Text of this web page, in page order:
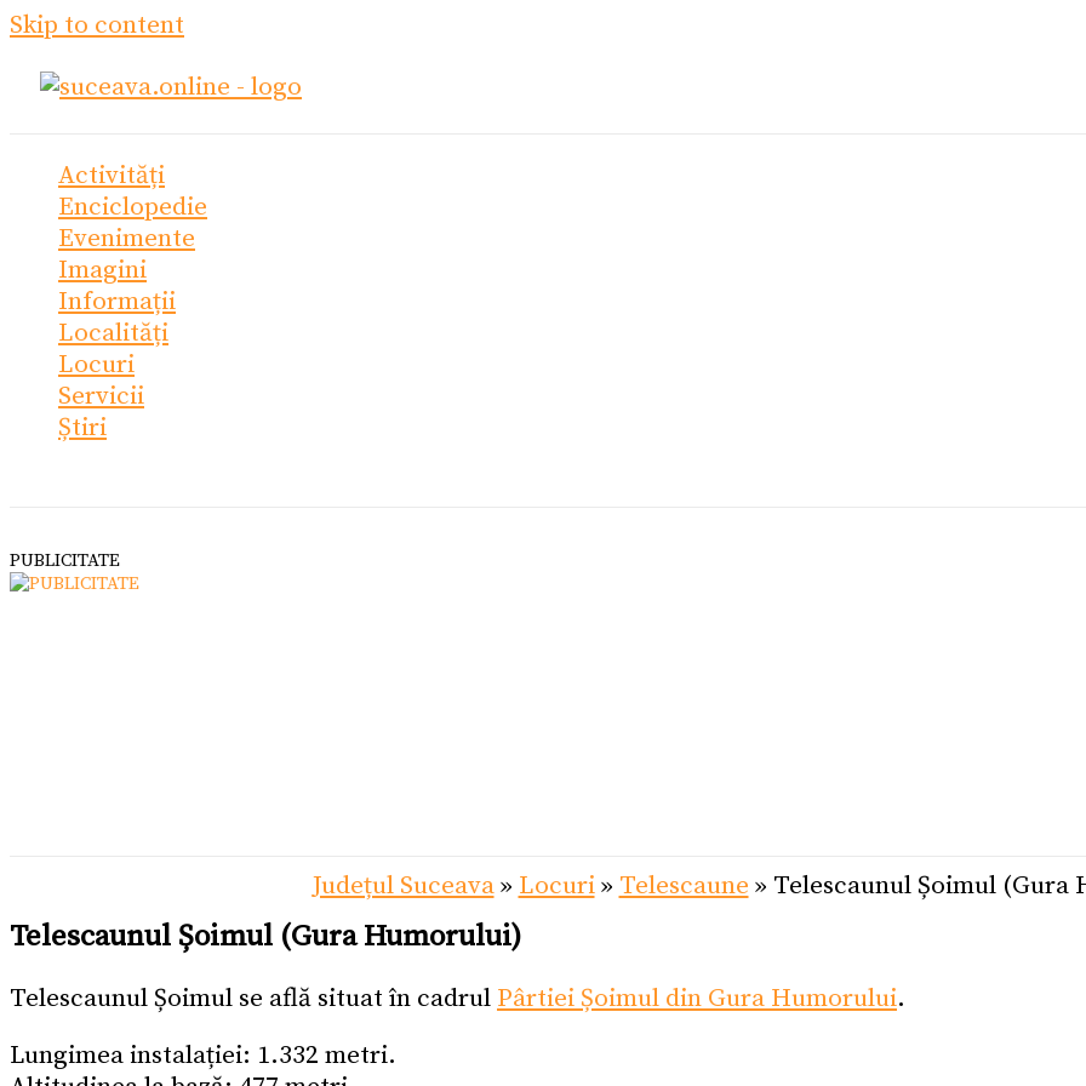
Skip to content
Activități
Enciclopedie
Evenimente
Imagini
Informații
Localități
Locuri
Servicii
Știri
PUBLICITATE
Județul Suceava» Locuri» Telescaune » Telescaunul Șoimul (Gura
Telescaunul Șoimul (Gura Humorului)
Telescaunul Șoimul se află situat în cadrul Pârtiei Șoimul din Gura Humorului.
Lungimea instalației: 1.332 metri.